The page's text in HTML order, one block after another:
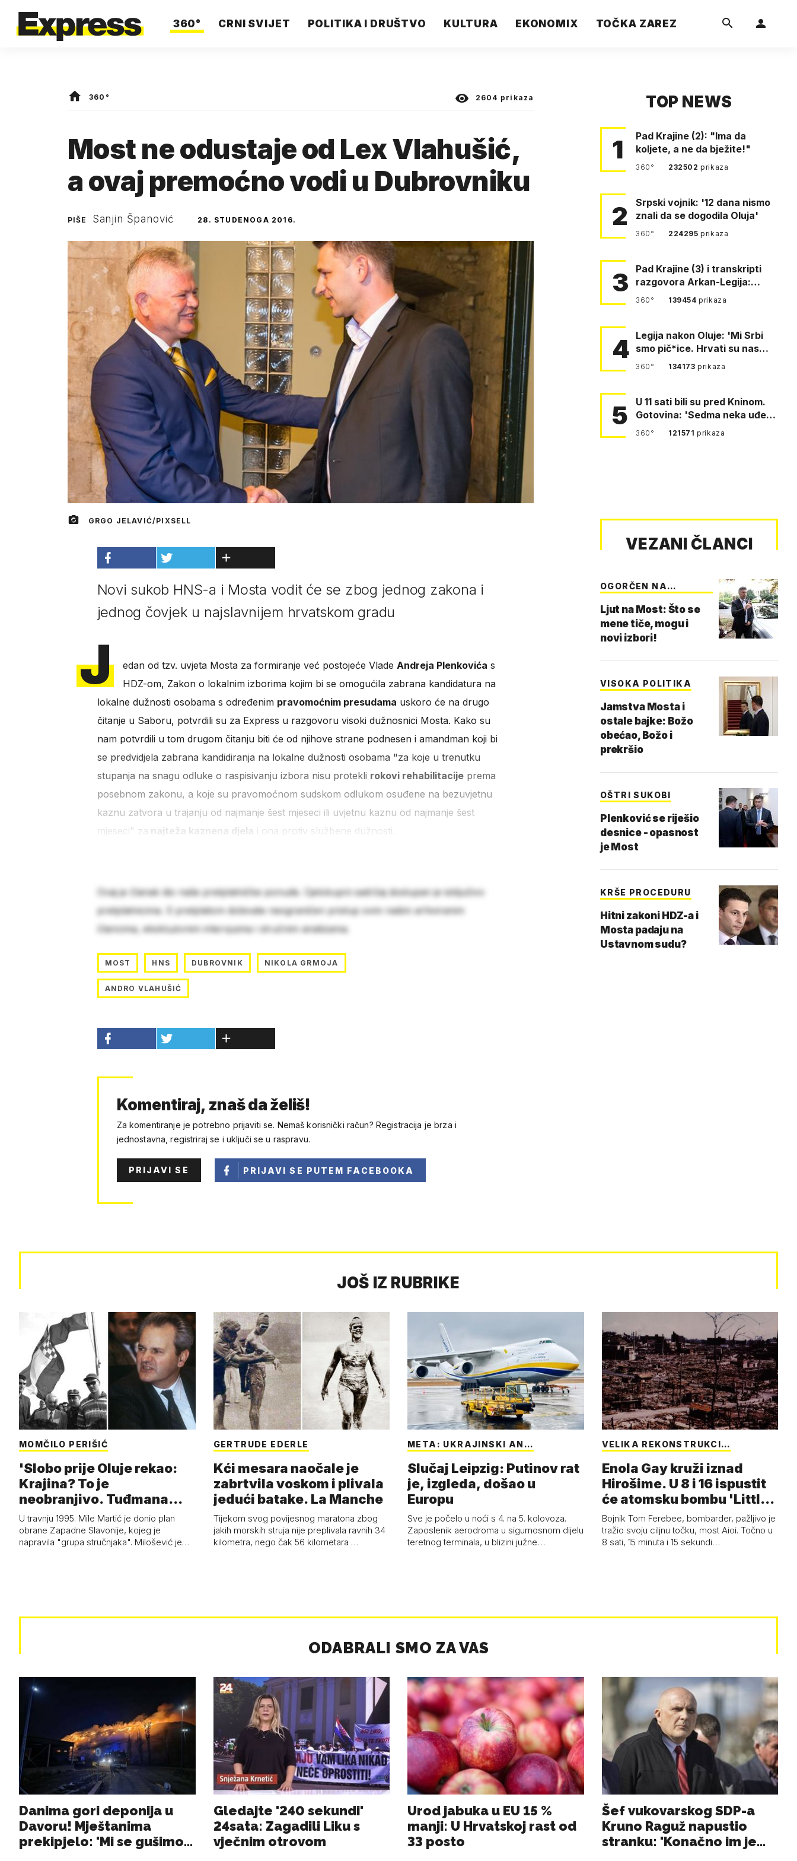
360° CRNI SVIJET POLITIKA I DRUŠTVO KULTURA EKONOMIX TOČKA ZAREZ
360° 2604 prikaza
Most ne odustaje od Lex Vlahušić,
a ovaj premoćno vodi u Dubrovniku
PIŠE Sanjin Španović 28. STUDENOGA 2016.
GRGO JELAVIĆ/PIXSELL
Novi sukob HNS-a i Mosta vodit će se zbog jednog zakona i
jednog čovjek u najslavnijem hrvatskom gradu
J edan od tzv. uvjeta Mosta za formiranje već postojeće Vlade Andreja Plenkovića s
HDZ-om, Zakon o lokalnim izborima kojim bi se omogućila zabrana kandidatura na
lokalne dužnosti osobama s određenim pravomoćnim presudama uskoro će na drugo
čitanje u Saboru, potvrdili su za Express u razgovoru visoki dužnosnici Mosta. Kako su
nam potvrdili u tom drugom čitanju biti će od njihove strane podnesen i amandman koji bi
se predvidjela zabrana kandidiranja na lokalne dužnosti osobama "za koje u trenutku
stupanja na snagu odluke o raspisivanju izbora nisu protekli rokovi rehabilitacijeprema
posebnom zakonu, a koje su pravomoćnom sudskom odlukom osuđene na bezuvjetnu
kaznu zatvora u trajanju od najmanje šest mjeseci ili uvjetnu kaznu od najmanje šest
mjeseci" za najteža kaznena djela i ona protiv službene dužnosti.
Ovaj je članak dio naše pretplatničke ponude. Cjelokupni sadržaj dostupan je isključivo
pretplatnicima. S pretplatom dobivate neograničen pristup svim našim arhiviranim
člancima, ekskluzivnim intervjuima i stručnim analizama.
MOST HNS DUBROVNIK NIKOLA GRMOJA
ANDRO VLAHUŠIĆ
Komentiraj, znaš da želiš!
Za komentiranje je potrebno prijaviti se. Nemaš korisnički račun? Registracija je brza i
jednostavna, registriraj se i uključi se u raspravu.
PRIJAVI SE PRIJAVI SE PUTEM FACEBOOKA
TOP NEWS
1
Pad Krajine (2): "Ima da
koljete, a ne da bježite!"
360° 232502prikaza
2
Srpski vojnik: '12 dana nismo
znali da se dogodila Oluja'
360° 224295prikaza
3
Pad Krajine (3) i transkripti
razgovora Arkan-Legija:
'Čujem, prelazite ustašam…
360° 139454prikaza
4 Legija nakon Oluje: 'Mi Srbi
smo pič*ice. Hrvati su nas
pomeli!'
360° 134173prikaza
5
U 11 sati bili su pred Kninom.
Gotovina: 'Sedma neka uđe,
4. gardijska neka g…
360° 121571prikaza
VEZANI ČLANCI
OGORČEN NA
Ljut na Most: Što se
mene tiče, mogu i
novi izbori!
VISOKA POLITIKA
Jamstva Mosta i
ostale bajke: Božo
obećao, Božo i
prekršio
OŠTRI SUKOBI
Plenković se riješio
desnice - opasnost
je Most
KRŠE PROCEDURU
Hitni zakoni HDZ-a i
Mosta padaju na
Ustavnom sudu?
JOŠ IZ RUBRIKE
MOMČILO PERIŠIĆ
'Slobo prije Oluje rekao:
Krajina? To je
neobranjivo. Tuđmana
zvao Krivousti'
U travnju 1995. Mile Martić je donio plan
obrane Zapadne Slavonije, kojeg je
napravila "grupa stručnjaka". Milošević je…
GERTRUDE EDERLE
Kći mesara naočale je
zabrtvila voskom i plivala
jedući batake. La Manche
Tijekom svog povijesnog maratona zbog
jakih morskih struja nije preplivala ravnih 34
kilometra, nego čak 56 kilometara …
META: UKRAJINSKI AN…
Slučaj Leipzig: Putinov rat
je, izgleda, došao u
Europu
Sve je počelo u noći s 4. na 5. kolovoza.
Zaposlenik aerodroma u sigurnosnom dijelu
teretnog terminala, u blizini južne…
VELIKA REKONSTRUKCI…
Enola Gay kruži iznad
Hirošime. U 8 i 16 ispustit
će atomsku bombu 'Little
Boy'
Bojnik Tom Ferebee, bombarder, pažljivo je
tražio svoju ciljnu točku, most Aioi. Točno u
8 sati, 15 minuta i 15 sekundi…